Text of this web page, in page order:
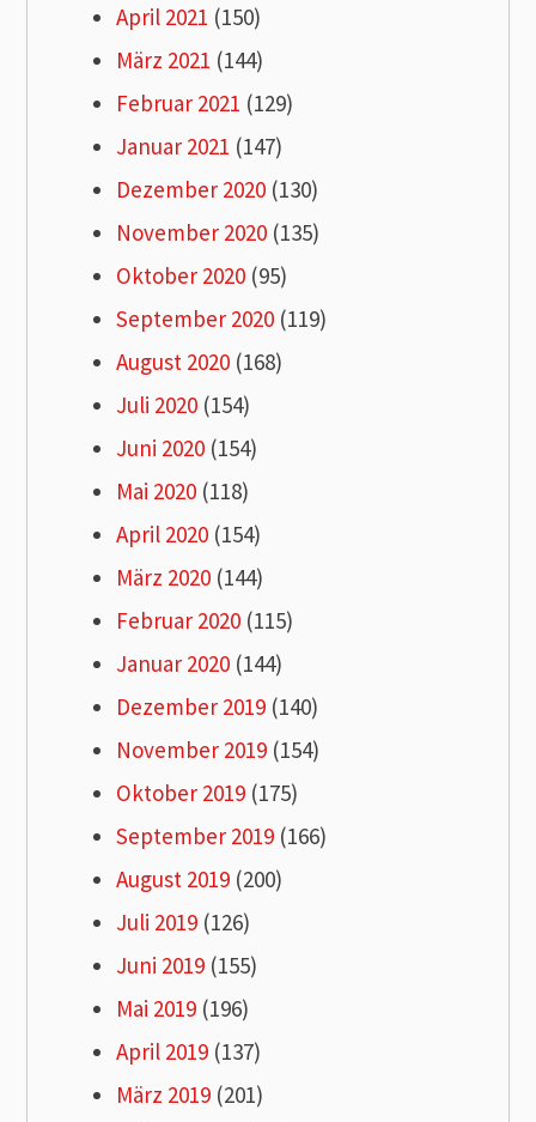
April 2021 (150)
März 2021 (144)
Februar 2021 (129)
Januar 2021 (147)
Dezember 2020 (130)
November 2020 (135)
Oktober 2020 (95)
September 2020 (119)
August 2020 (168)
Juli 2020 (154)
Juni 2020 (154)
Mai 2020 (118)
April 2020 (154)
März 2020 (144)
Februar 2020 (115)
Januar 2020 (144)
Dezember 2019 (140)
November 2019 (154)
Oktober 2019 (175)
September 2019 (166)
August 2019 (200)
Juli 2019 (126)
Juni 2019 (155)
Mai 2019 (196)
April 2019 (137)
März 2019 (201)